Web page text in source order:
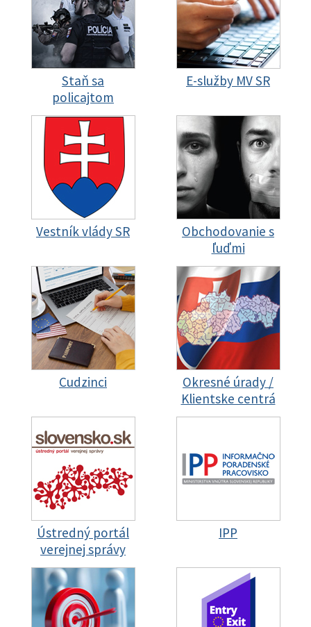
Staň sa
policajtom
E-služby MV SR
Vestník vlády SR
Obchodovanie s
ľuďmi
Cudzinci
Okresné úrady /
Klientske centrá
Ústredný portál
verejnej správy
IPP